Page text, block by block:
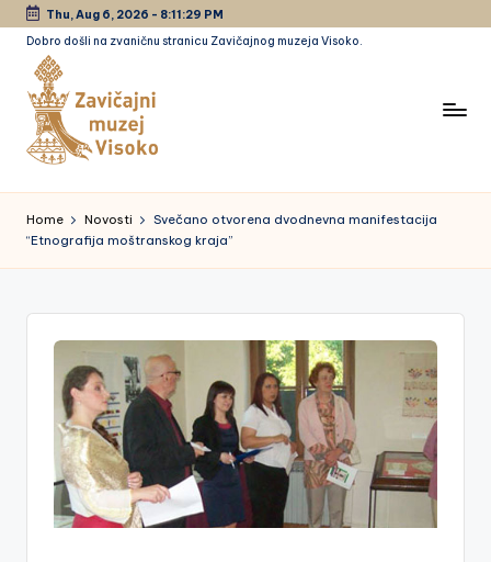
Skip
content
Thu, Aug 6, 2026 - 8:11:30 PM
Dobro došli na zvaničnu stranicu Zavičajnog muzeja Visoko.
a
vi
a
Home Novosti
Svečano otvorena dvodnevna manifestacija
“Etnografija moštranskog kraja”